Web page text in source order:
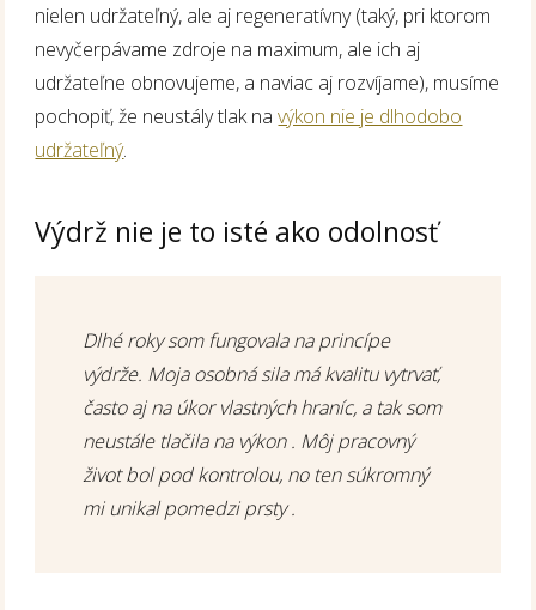
nielen udržateľný, ale aj regeneratívny (taký, pri ktorom
nevyčerpávame zdroje na maximum, ale ich aj
udržateľne obnovujeme, a naviac aj rozvíjame), musíme
pochopiť, že neustály tlak navýkon nie je dlhodobo
udržateľný.
Výdrž nie je to isté ako odolnosť
Dlhé roky som fungovala na princípe
výdrže. Moja osobná sila má kvalitu vytrvať,
často aj na úkor vlastných hraníc, a tak som
neustále tlačila na výkon . Môj pracovný
život bol pod kontrolou, no ten súkromný
mi unikal pomedzi prsty .